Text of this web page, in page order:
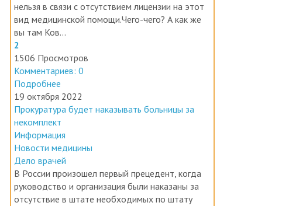
нельзя в связи с отсутствием лицензии на этот
вид медицинской помощи.Чего-чего? А как же
вы там Ков...
2
1506 Просмотров
Комментариев: 0
Подробнее
19 октября 2022
Прокуратура будет наказывать больницы за
некомплект
Информация
Новости медицины
Дело врачей
В России произошел первый прецедент, когда
руководство и организация были наказаны за
отсутствие в штате необходимых по штату